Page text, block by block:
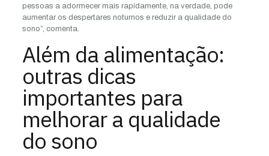
pessoas a adormecer mais rapidamente, na verdade, pode
aumentar os despertares noturnos e reduzir a qualidade do
sono”, comenta.
Além da alimentação:
outras dicas
importantes para
melhorar a qualidade
do sono